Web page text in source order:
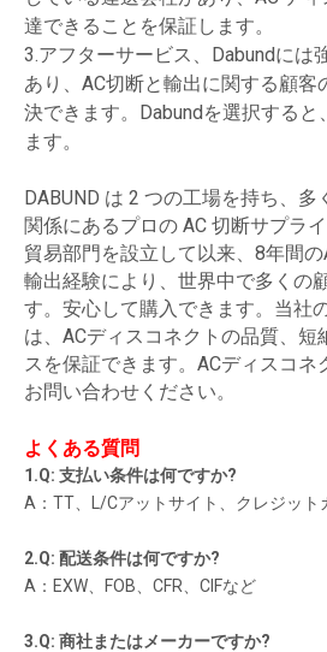
達できることを保証します。
3.アフターサービス、Dabundには
あり、AC切断と輸出に関する顧
決できます。Dabundを選択すると
ます。
DABUND は 2 つの工場を持ち、
関係にあるプロの AC 切断サプラ
貿易部門を設立して以来、8年間
輸出経験により、世界中で多くの
す。安心して購入できます。当社
は、ACディスコネクトの品質、
スを保証できます。ACディスコネ
お問い合わせください。
よくある質問
1.Q: 支払い条件は何ですか?
A：TT、L/Cアットサイト、クレジット
2.Q: 配送条件は何ですか?
A：EXW、FOB、CFR、CIFなど
3.Q: 商社またはメーカーですか?